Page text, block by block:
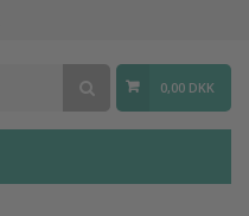
0,00 DKK